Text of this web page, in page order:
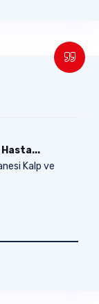
Hasta...
Kalp ve